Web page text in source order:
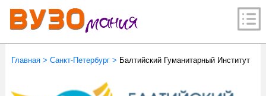
Главная> Санкт-Петербург> Балтийский Гуманитарный Институт